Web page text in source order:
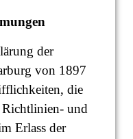
der
von 1897
die
und
Erlass der